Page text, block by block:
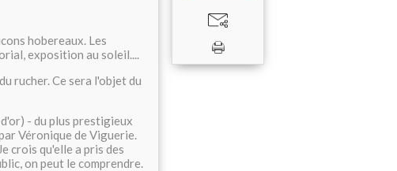
hobereaux. Les
exposition au soleil....
rucher. Ce sera l'objet du
- du plus prestigieux
Véronique de Viguerie.
crois qu'elle a pris des
on peut le comprendre.